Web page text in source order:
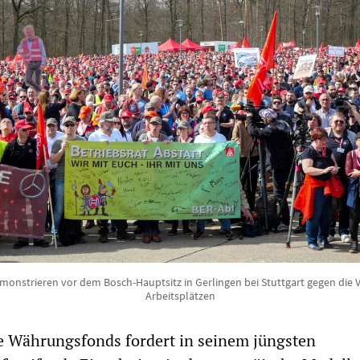
vor dem Bosch-Hauptsitz in Gerlingen bei Stuttgart gegen die
Arbeitsplätzen
fordert in seinem jüngsten